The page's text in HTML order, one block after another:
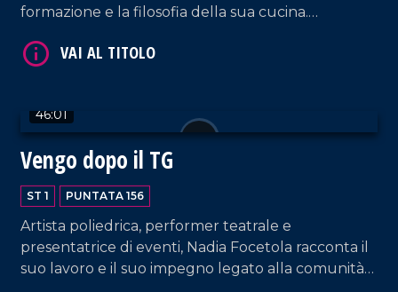
formazione e la filosofia della sua cucina.
volta erudendoci sui bandi di terzo settore.
46:01
Vengo dopo il TG
ST 1 PUNTATA 156
Artista poliedrica, performer teatrale e
presentatrice di eventi, Nadia Focetola racconta il
suo lavoro e il suo impegno legato alla comunità
VAI AL TITOLO